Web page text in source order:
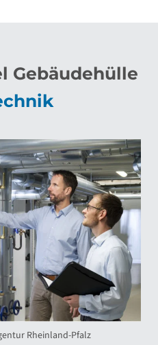
Gebäudehülle
Rheinland-Pfalz